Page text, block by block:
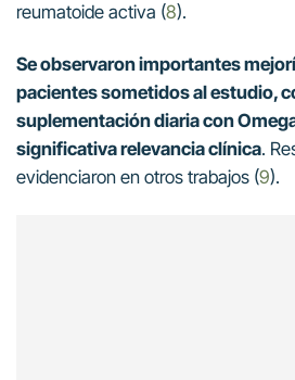
reumatoide activa (8).
Se observaron importantes
pacientes sometidos al estudio,
suplementación diaria con
significativa relevancia clínica.
evidenciaron en otros trabajos (9).